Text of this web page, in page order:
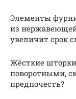
Элементы
из
увеличит срок
Жёсткие
поворотными,
предпочесть?